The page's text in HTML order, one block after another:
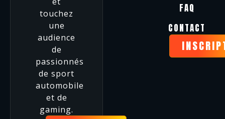
FAQ
CONTACT
touchez
une
audience
de
passionnés
de sport
automobile
et de
gaming.